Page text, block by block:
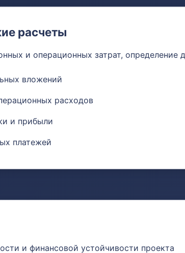
расчеты
и операционных затрат, определение
вложений
расходов
и прибыли
платежей
и финансовой устойчивости проекта